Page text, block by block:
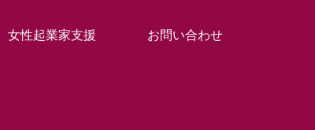
女性起業家支援 お問い合わせ